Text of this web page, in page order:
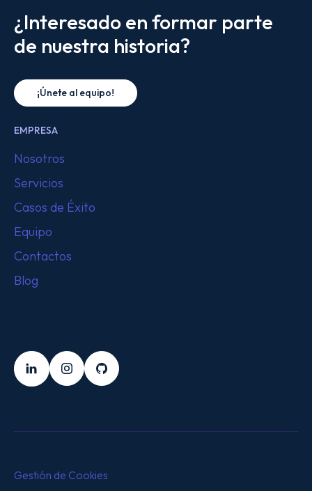
¿Interesado en formar parte
de nuestra historia?
¡Únete al equipo!
EMPRESA
Nosotros
Servicios
Casos de Éxito
Equipo
Contactos
Blog
LinkedInInstagramGithub
Gestión de Cookies